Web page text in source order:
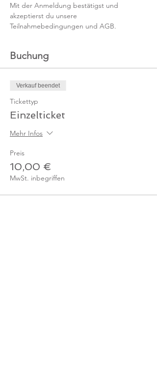
Mit der Anmeldung bestätigst und
akzeptierst du unsere
Teilnahmebedingungen und AGB.
Buchung
Verkauf beendet
Tickettyp
Einzelticket
Mehr Infos
Preis
10,00 €
MwSt. inbegriffen